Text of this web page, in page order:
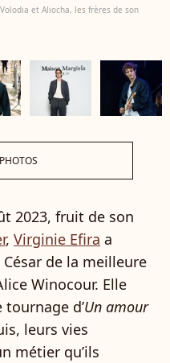
et Aliocha, les frères de son
2023, fruit de son
, Virginie Efira a
de la meilleure
Winocour. Elle
d’Un amour
leurs vies
métier qu’ils